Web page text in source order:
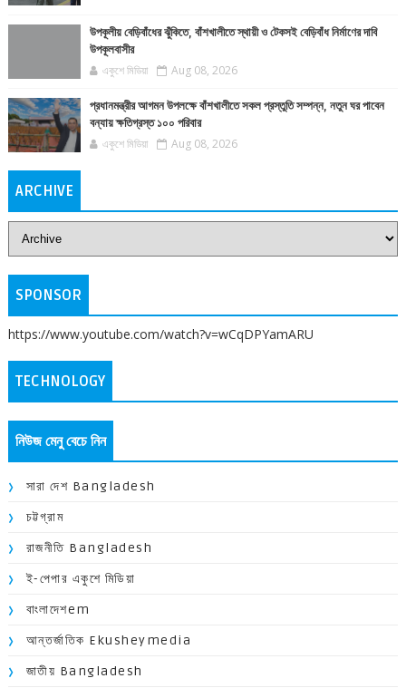
উপকূলীয় বেড়িবাঁধের ঝুঁকিতে, বাঁশখালীতে স্থায়ী ও টেকসই বেড়িবাঁধ নির্মাণের দাবি
উপকূলবাসীর
একুশে মিডিয়া Aug 08, 2026
প্রধানমন্ত্রীর আগমন উপলক্ষে বাঁশখালীতে সকল প্রস্তুতি সম্পন্ন, নতুন ঘর পাবেন
বন্যায় ক্ষতিগ্রস্ত ১০০ পরিবার
একুশে মিডিয়া Aug 08, 2026
ARCHIVE
SPONSOR
https://www.youtube.com/watch?v=wCqDPYamARU
TECHNOLOGY
নিউজ মেনু বেচে নিন
সারা দেশ Bangladesh
চট্টগ্রাম
রাজনীতি Bangladesh
ই-পেপার একুশে মিডিয়া
বাংলাদেশem
আন্তর্জাতিক Ekusheymedia
জাতীয় Bangladesh